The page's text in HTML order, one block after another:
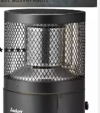
Terrassenstrahler POLO
BLACK 2.0
(5)
ab 159,00 € UVP199,00 €
-20%
lieferbar - in 2-3 Werktagen bei dir